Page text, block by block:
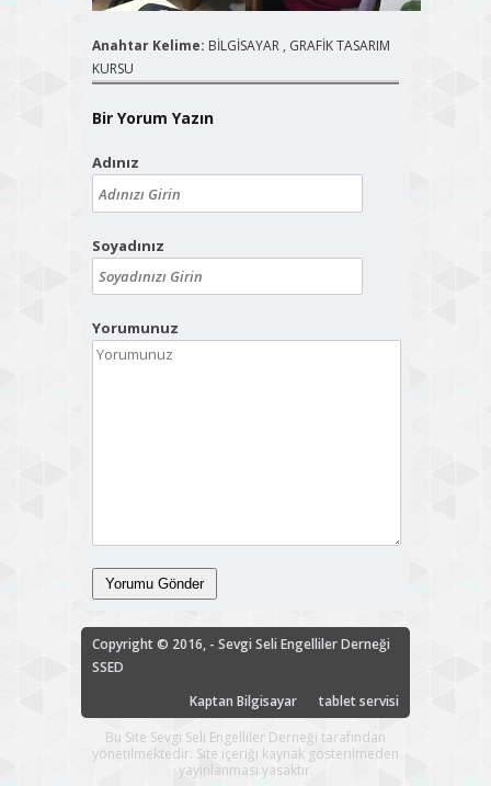
Anahtar Kelime: BİLGİSAYAR , GRAFİK TASARIM
KURSU
Bir Yorum Yazın
Adınız
Soyadınız
Yorumunuz
Copyright © 2016, - Sevgi Seli Engelliler Derneği
SSED
Kaptan Bilgisayar
tablet servisi
Bu Site Sevgi Seli Engelliler Derneği tarafından
yönetilmektedir. Site içeriği kaynak gösterilmeden
yayınlanması yasaktır.